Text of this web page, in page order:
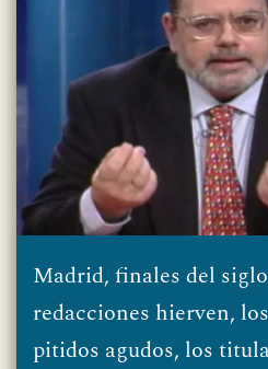
Madrid, finales del
redacciones hierven,
pitidos agudos, los